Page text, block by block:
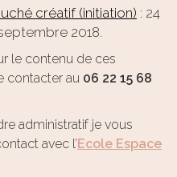
créatif (initiation) : 24
2018.
le contenu de ces
contacter au 06 22 15 68
administratif je vous
avec l’Ecole Espace